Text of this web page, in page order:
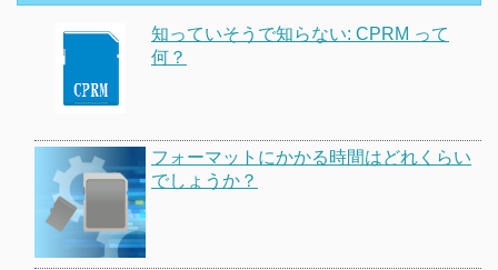
知っていそうで知らない: CPRM って
何？
フォーマットにかかる時間はどれくらい
でしょうか？